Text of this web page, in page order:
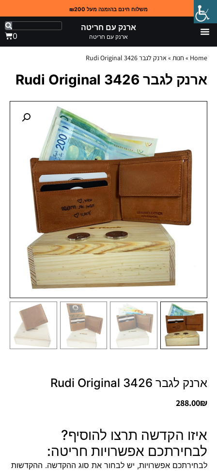
משלוח חינם בהזמנה מעל ₪200
ארנק עם חריטה
ארנק עם חריטה 0
Home
» חנות » ארנק לגבר 3426 Rudi Original
ארנק לגבר 3426 Rudi Original
ארנק לגבר 3426 Rudi Original
288.00₪
איזו הקדשה תרצו להוסיף?
לבחירתכם אפשרויות חריטה:
לבחירתכם אפשרויות, יש לבחור את סוג ההקדשה. ההקדשות